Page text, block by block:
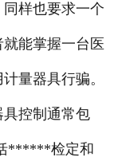
样也要求一个
能掌握一台医
量器具行骗。
控制通常包
******检定和